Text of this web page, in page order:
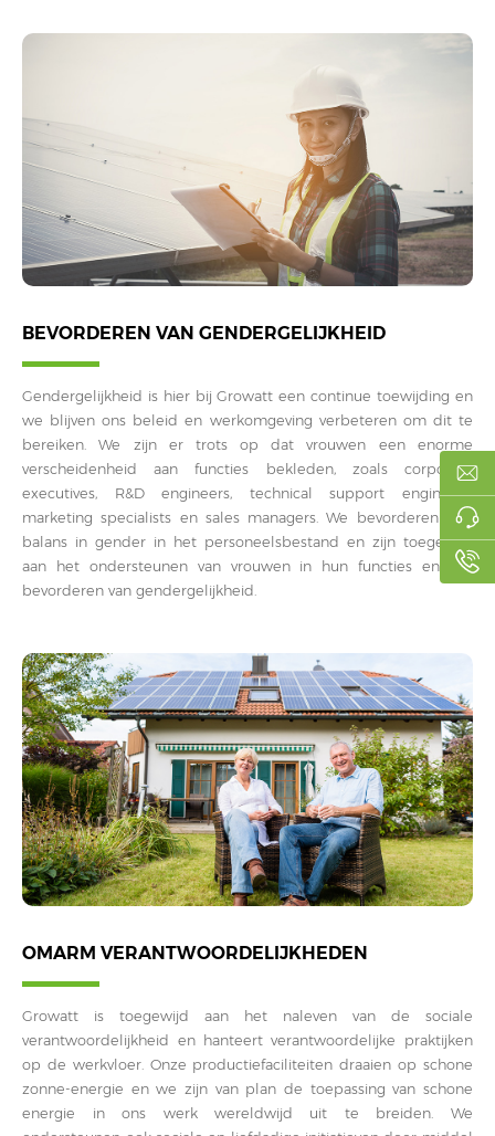
BEVORDEREN VAN GENDERGELIJKHEID
Gendergelijkheid is hier bij Growatt een continue toewijding en
we blijven ons beleid en werkomgeving verbeteren om dit te
bereiken. We zijn er trots op dat vrouwen een enorme
verscheidenheid aan functies bekleden, zoals corporate
executives, R&D engineers, technical support engineers,
marketing specialists en sales managers. We bevorderen een
balans in gender in het personeelsbestand en zijn toegewijd
aan het ondersteunen van vrouwen in hun functies en het
bevorderen van gendergelijkheid.
OMARM VERANTWOORDELIJKHEDEN
Growatt is toegewijd aan het naleven van de sociale
verantwoordelijkheid en hanteert verantwoordelijke praktijken
op de werkvloer. Onze productiefaciliteiten draaien op schone
zonne-energie en we zijn van plan de toepassing van schone
energie in ons werk wereldwijd uit te breiden. We